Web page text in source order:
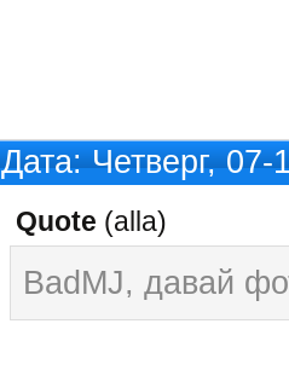
Дата: Четверг,
Quote (alla)
BadMJ, давай